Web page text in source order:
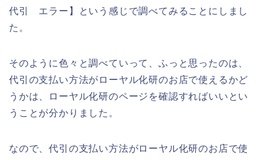
代引 エラー】という感じで調べてみることにしまし
た。
そのように色々と調べていって、ふっと思ったのは、
代引の支払い方法がローヤル化研のお店で使えるかど
うかは、ローヤル化研のページを確認すればいいとい
うことが分かりました。
なので、代引の支払い方法がローヤル化研のお店で使